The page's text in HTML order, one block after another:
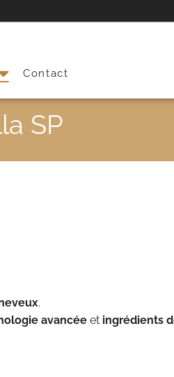
Contact
SP
.
avancée et ingrédients